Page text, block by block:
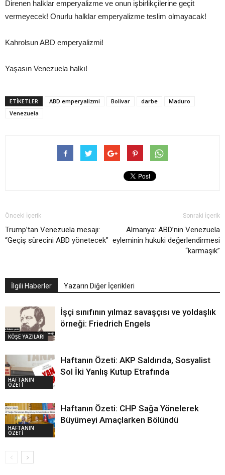
Direnen halklar emperyalizme ve onun işbirlikçilerine geçit
vermeyecek! Onurlu halklar emperyalizme teslim olmayacak!
Kahrolsun ABD emperyalizmi!
Yaşasın Venezuela halkı!
ETIKETLER ABD emperyalizmi Bolivar darbe
Maduro
Venezuela
Önceki İçerik
Trump’tan Venezuela mesajı:
“Geçiş sürecini ABD yönetecek”
Sonraki İçerik
Almanya: ABD’nin Venezuela
eyleminin hukuki değerlendirmesi
“karmaşık”
İlgili Haberler Yazarın Diğer İçerikleri
KÖŞE YAZILARI
İşçi sınıfının yılmaz savaşçısı ve yoldaşlık
örneği: Friedrich Engels
HAFTANIN
ÖZETİ
Haftanın Özeti: AKP Saldırıda, Sosyalist
Sol İki Yanlış Kutup Etrafında
HAFTANIN
ÖZETİ
Haftanın Özeti: CHP Sağa Yönelerek
Büyümeyi Amaçlarken Bölündü